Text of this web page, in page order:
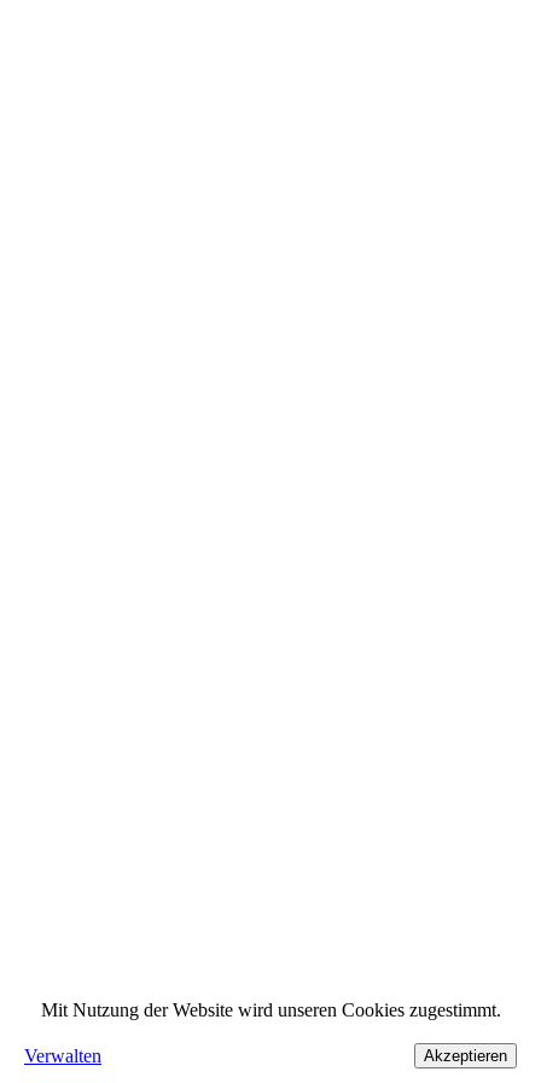
Mit Nutzung der Website wird unseren Cookies zugestimmt.
Verwalten Akzeptieren